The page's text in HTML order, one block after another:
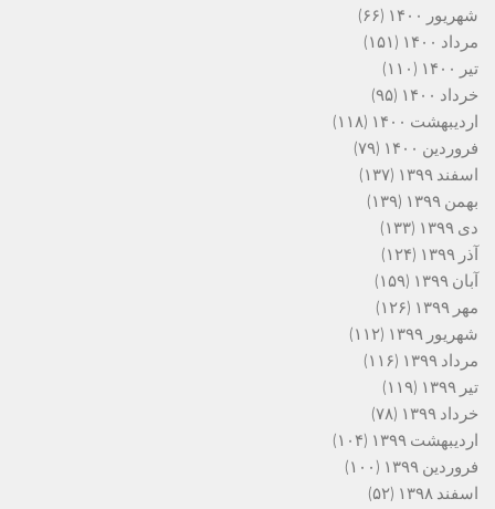
شهریور ۱۴۰۰
(۶۶)
مرداد ۱۴۰۰
(۱۵۱)
تیر ۱۴۰۰
(۱۱۰)
خرداد ۱۴۰۰
(۹۵)
اردیبهشت ۱۴۰۰
(۱۱۸)
فروردین ۱۴۰۰
(۷۹)
اسفند ۱۳۹۹
(۱۳۷)
بهمن ۱۳۹۹
(۱۳۹)
دی ۱۳۹۹
(۱۳۳)
آذر ۱۳۹۹
(۱۲۴)
آبان ۱۳۹۹
(۱۵۹)
مهر ۱۳۹۹
(۱۲۶)
شهریور ۱۳۹۹
(۱۱۲)
مرداد ۱۳۹۹
(۱۱۶)
تیر ۱۳۹۹
(۱۱۹)
خرداد ۱۳۹۹
(۷۸)
اردیبهشت ۱۳۹۹
(۱۰۴)
فروردین ۱۳۹۹
(۱۰۰)
اسفند ۱۳۹۸
(۵۲)